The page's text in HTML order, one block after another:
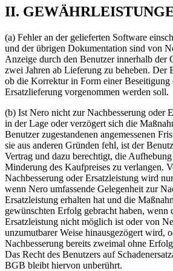
II.
(a) Fehler an der gelieferten Software
und der übrigen Dokumentation sind von
Anzeige durch den Benutzer innerhalb der
zwei Jahren ab Lieferung zu beheben. Der
ob die Korrektur in Form einer Beseitigung
Ersatzlieferung vorgenommen werden soll.
(b) Ist Nero nicht zur Nachbesserung oder
in der Lage oder verzögert sich die
Benutzer zugestandenen angemessenen
sie aus anderen Gründen fehl, ist der
Vertrag und dazu berechtigt, die
Minderung des Kaufpreises zu verlangen.
Nachbesserung oder Ersatzleistung wird
wenn Nero umfassende Gelegenheit zur
Ersatzleistung erhalten hat und die
gewünschten Erfolg gebracht haben, wenn
Ersatzleistung nicht möglich ist oder von
unzumutbarer Weise hinausgezögert wird,
Nachbesserung bereits zweimal ohne
Das Recht des Benutzers auf
BGB bleibt hiervon unberührt.